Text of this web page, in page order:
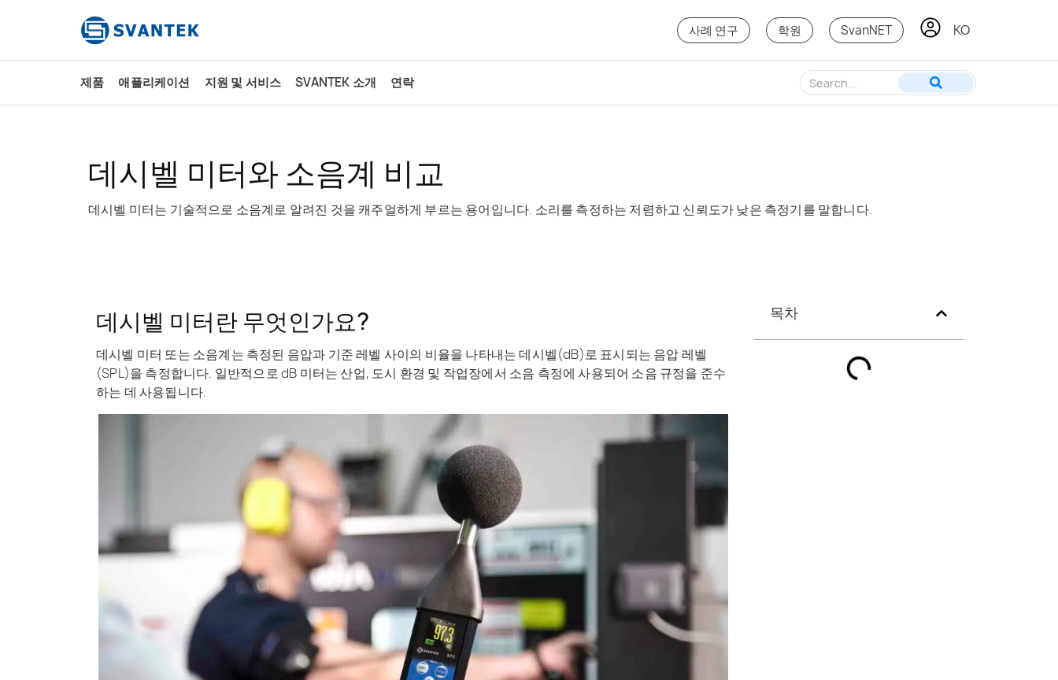
사례 연구 학원 SvanNET KO
PT
제품 애플리케이션 지원 및 서비스 SVANTEK 소개 연락
데시벨 미터와 소음계 비교
데시벨 미터는 기술적으로 소음계로 알려진 것을 캐주얼하게 부르는 용어입니다. 소리를 측정하는 저렴하고 신뢰도가 낮은 측정기를 말합니다.
데시벨 미터란 무엇인가요?
데시벨 미터 또는 소음계는 측정된 음압과 기준 레벨 사이의 비율을 나타내는 데시벨(dB)로 표시되는 음압 레벨
(SPL)을 측정합니다. 일반적으로 dB 미터는 산업, 도시 환경 및 작업장에서 소음 측정에 사용되어 소음 규정을 준수
하는 데 사용됩니다.
목차